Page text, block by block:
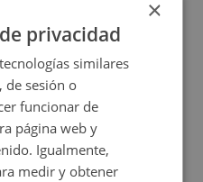
Baños
×
privacidad
similares
de sesión o
funcionar de
página web y
Igualmente,
medir y obtener